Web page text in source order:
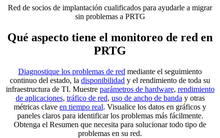
Red de socios de implantación cualificados para ayudarle a migrar
sin problemas a PRTG
Qué aspecto tiene el monitoreo de red en
PRTG
Diagnostique los problemas de red mediante el seguimiento
continuo del estado, la disponibilidad y el rendimiento de toda su
infraestructura de TI. Muestre parámetros de hardware, rendimiento
de aplicaciones, tráfico de red, uso de ancho de banda y otras
métricas clave en tiempo real. Visualice los datos en gráficos y
paneles claros para identificar los problemas más fácilmente.
Obtenga el Resumen que necesita para solucionar todo tipo de
problemas en su red.